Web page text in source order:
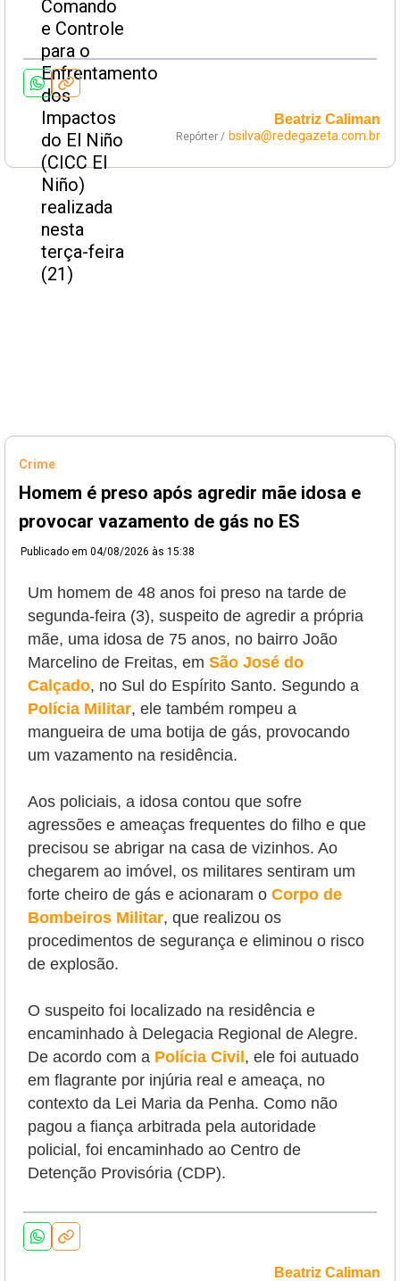
Beatriz Caliman
Repórter / bsilva@redegazeta.com.br
Crime
Homem é preso após agredir mãe idosa e
provocar vazamento de gás no ES
Publicado em 04/08/2026 às 15:38
Um homem de 48 anos foi preso na tarde de
segunda-feira (3), suspeito de agredir a própria
mãe, uma idosa de 75 anos, no bairro João
Marcelino de Freitas, em São José do
Calçado, no Sul do Espírito Santo. Segundo a
Polícia Militar, ele também rompeu a
mangueira de uma botija de gás, provocando
um vazamento na residência.
Aos policiais, a idosa contou que sofre
agressões e ameaças frequentes do filho e que
precisou se abrigar na casa de vizinhos. Ao
chegarem ao imóvel, os militares sentiram um
forte cheiro de gás e acionaram o Corpo de
Bombeiros Militar, que realizou os
procedimentos de segurança e eliminou o risco
de explosão.
O suspeito foi localizado na residência e
encaminhado à Delegacia Regional de Alegre.
De acordo com a Polícia Civil , ele foi autuado
em flagrante por injúria real e ameaça, no
contexto da Lei Maria da Penha. Como não
pagou a fiança arbitrada pela autoridade
policial, foi encaminhado ao Centro de
Detenção Provisória (CDP).
Beatriz Caliman